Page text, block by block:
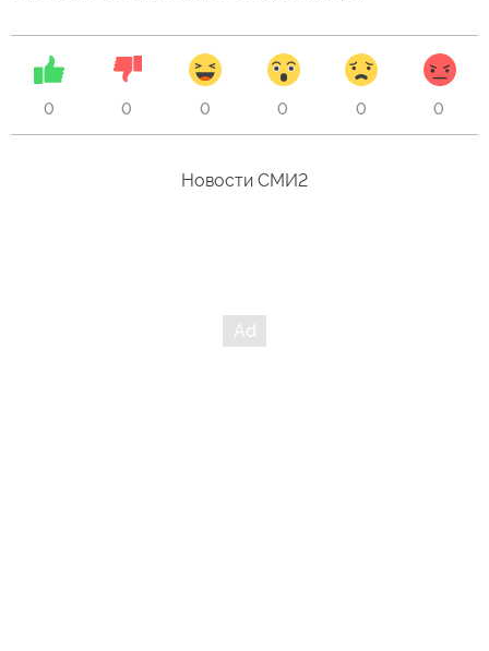
0 0 0 0 0 0
Новости СМИ2